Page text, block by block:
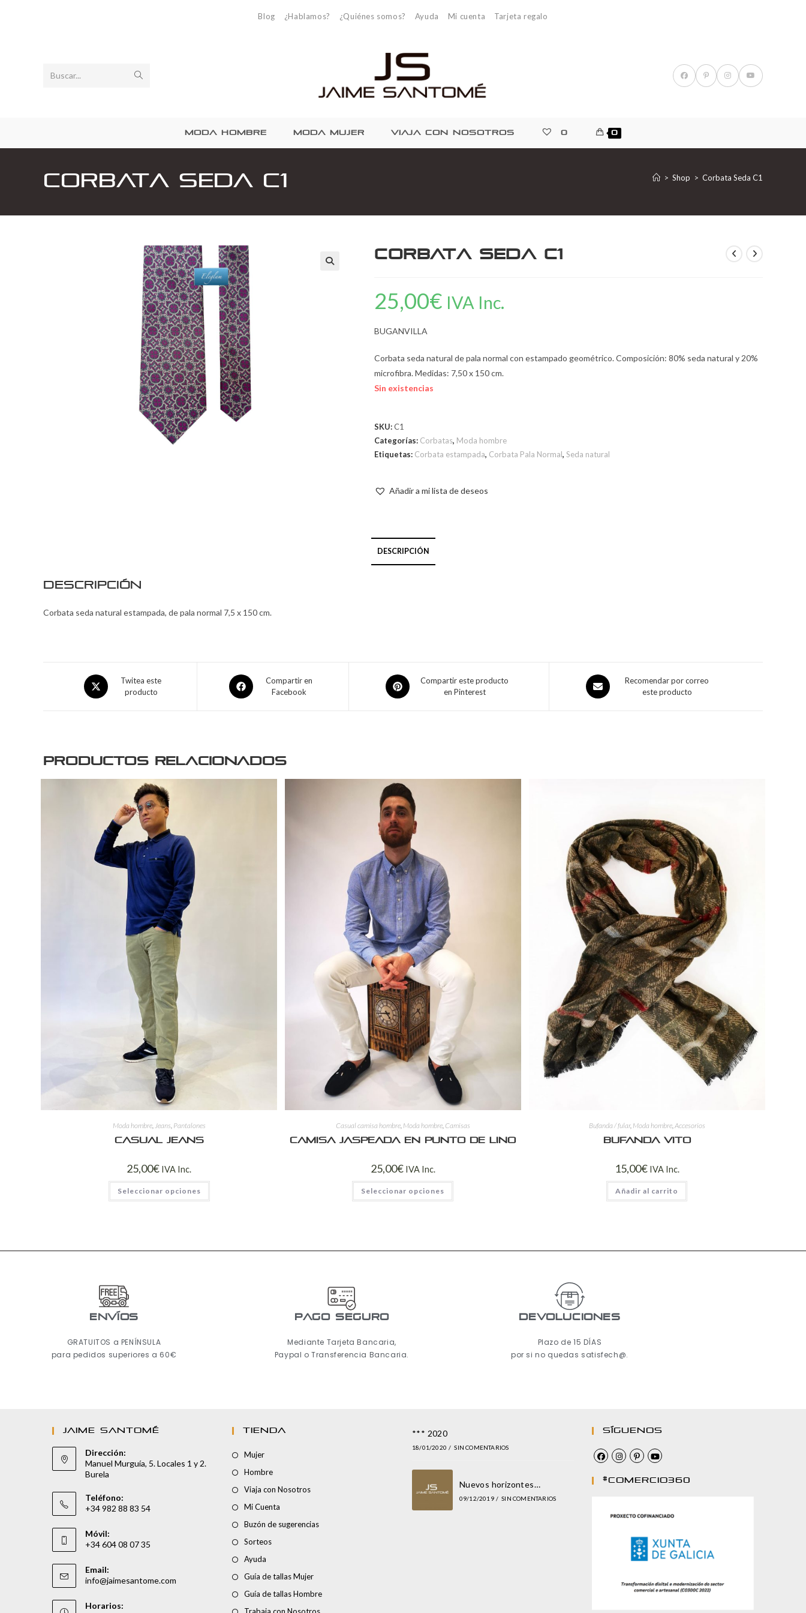
Blog ¿Hablamos? ¿Quiénes somos? Ayuda Mi cuenta Tarjeta regalo
Buscar...
MODA HOMBRE MODA MUJER VIAJA CON NOSOTROS 0 0
Corbata Seda C1 > Shop > Corbata Seda C1
Corbata Seda C1
25,00€ IVA Inc.
BUGANVILLA
Corbata seda natural de pala normal con estampado geométrico. Composición: 80% seda natural y 20%
microfibra. Medidas: 7,50 x 150 cm.
Sin existencias
SKU:C1
Categorías: Corbatas, Moda hombre
Etiquetas: Corbata estampada, Corbata Pala Normal, Seda natural
Añadir a mi lista de deseos
DESCRIPCIÓN
Descripción
Corbata seda natural estampada, de pala normal 7,5 x 150 cm.
Twitea este
producto
Compartir en
Facebook
Compartir este producto
en Pinterest
Recomendar por correo
este producto
Productos relacionados
Moda hombre, Jeans Pantalones
Casual jeans
25,00€ IVA Inc.
Seleccionar opciones
Casual camisa hombre, Moda hombre, Camisas
Camisa jaspeada en punto de lino
25,00€ IVA Inc.
Seleccionar opciones
Bufanda / fular, Moda hombre, Accesorios
Bufanda Vito
15,00€ IVA Inc.
Añadir al carrito
ENVÍOS
GRATUITOS a PENÍNSULA
para pedidos superiores a 60€
pago seguro
Mediante Tarjeta Bancaria,
Paypal o Transferencia Bancaria.
Devoluciones
Plazo de 15 DÍAS
por si no quedas satisfech@.
JAIME SANTOMÉ
Dirección:
Manuel Murguía, 5. Locales 1 y 2.
Burela
Teléfono:
+34 982 88 83 54
Móvil:
+34 604 08 07 35
Email:
info@jaimesantome.com
Horarios:
TIENDA
Mujer
Hombre
Viaja con Nosotros
Mi Cuenta
Buzón de sugerencias
Sorteos
Ayuda
Guía de tallas Mujer
Guía de tallas Hombre
*** 2020
18/01/2020 / SIN COMENTARIOS
Nuevos horizontes…
09/12/2019 / SIN COMENTARIOS
Síguenos
#comercio360